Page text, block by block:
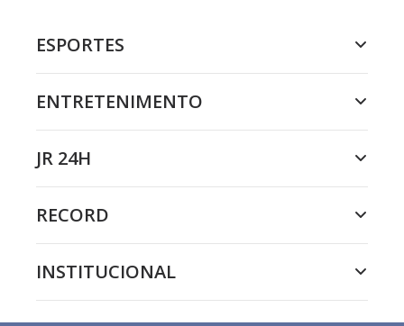
ESPORTES
ENTRETENIMENTO
JR 24H
RECORD
INSTITUCIONAL